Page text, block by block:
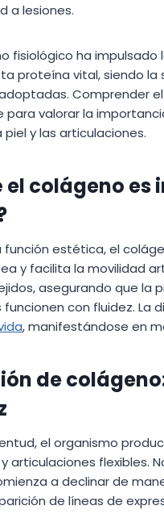
a lesiones.
fisiológico ha
proteína vital, siendo
Comprender
para valorar la
y las articulaciones.
el colágeno
función estética, el
y facilita la movilidad
asegurando que la
funcionen con fluidez.
, manifestándose en
de
el organismo
articulaciones flexibles.
a declinar de
de líneas de